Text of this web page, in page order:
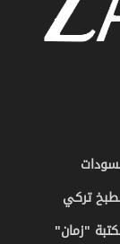
تركي
"زمان"